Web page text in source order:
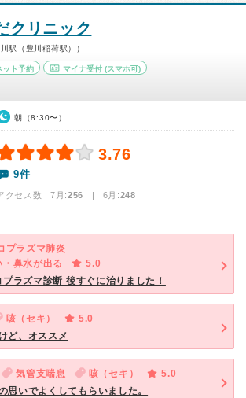
クリニック
駅（豊川稲荷駅））
ット予約 マイナ受付 (スマホ可)
朝（8:30〜）
3.76
9件
クセス数 7月:256 | 6月:248
プラズマ肺炎
鼻水が出る
5.0
ラズマ診断 後すぐに治りました！
咳（セキ）
5.0
ど、オススメ
気管支喘息 咳（セキ）
5.0
思いでよくしてもらいました。